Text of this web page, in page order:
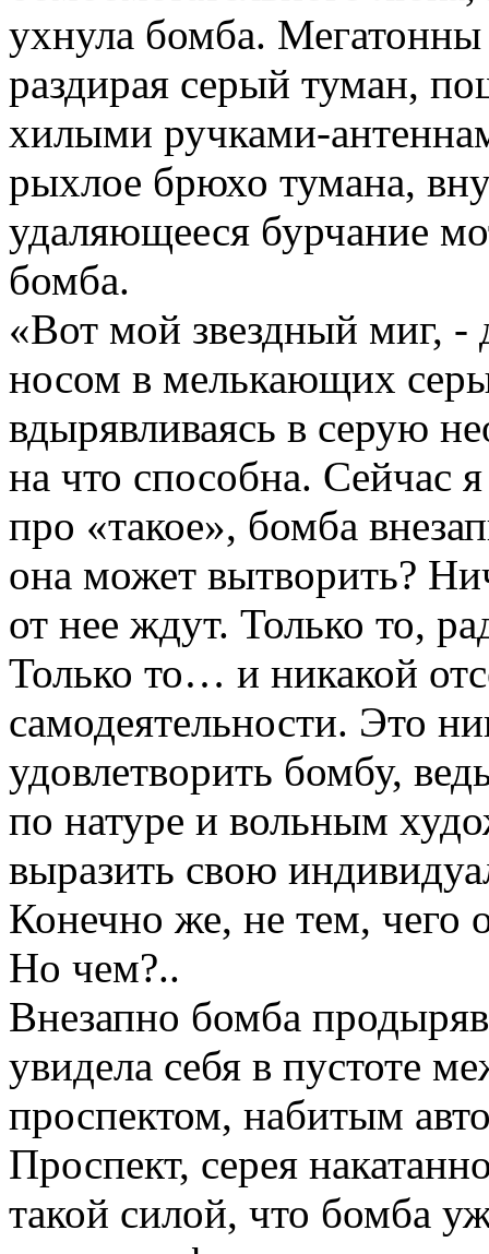
ухнула бомба.
раздирая серый туман,
хилыми ручками-
рыхлое брюхо тумана,
удаляющееся бурчание
бомба.
«Вот мой звездный миг, -
носом в мелькающих
вдырявливаясь в серую
на что способна.
про «такое», бомба
она может вытворить?
от нее ждут. Только то,
Только то… и никакой
самодеятельности. Это
удовлетворить бомбу,
по натуре и вольным
выразить свою
Конечно же, не тем, чего
Но чем?..
Внезапно бомба
увидела себя в пустоте
проспектом, набитым
Проспект, серея
такой силой, что бомба